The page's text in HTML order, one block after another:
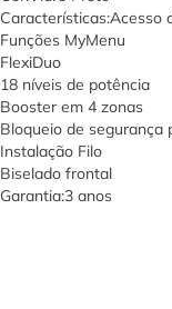
Características:Acesso
Funções MyMenu
FlexiDuo
18 níveis de potência
Booster em 4 zonas
Bloqueio de segurança
Instalação Filo
Biselado frontal
Garantia:3 anos